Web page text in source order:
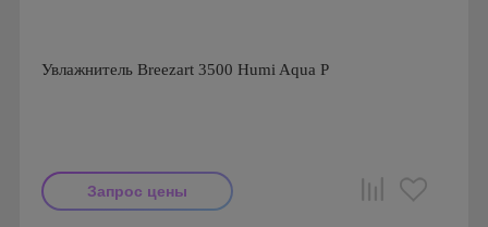
Увлажнитель Breezart 3500 Humi Aqua P
Запрос цены